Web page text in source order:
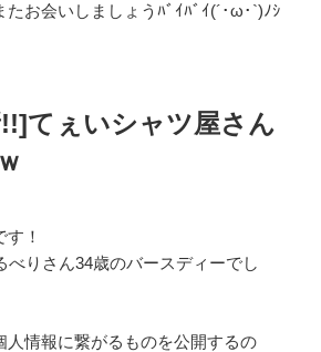
たお会いしましょうﾊﾞｲﾊﾞｲ(´･ω･`)ﾉｼ
てぇいシャツ屋さん
！
べりさん34歳のバースディーでし
人情報に繋がるものを公開するの